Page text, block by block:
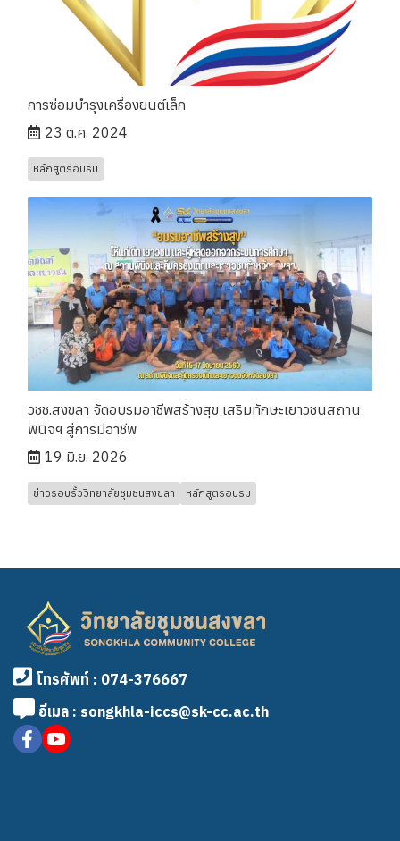
การซ่อมบำรุงเครื่องยนต์เล็ก
23 ต.ค. 2024
หลักสูตรอบรม
วชช.สงขลา จัดอบรมอาชีพสร้างสุข เสริมทักษะเยาวชนสถาน
พินิจฯ สู่การมีอาชีพ
19 มิ.ย. 2026
ข่าวรอบรั้ววิทยาลัยชุมชนสงขลา หลักสูตรอบรม
โทรศัพท์ : 074-376667
อีเมล : songkhla-iccs@sk-cc.ac.th